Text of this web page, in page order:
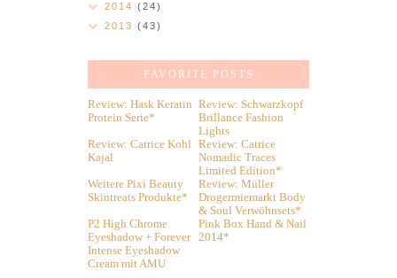
2014 (24)
2013 (43)
FAVORITE POSTS
Review: Hask Keratin
Protein Serie*
Review: Schwarzkopf
Brillance Fashion
Lights
Review: Catrice Kohl
Kajal
Review: Catrice
Nomadic Traces
Limited Edition*
Weitere Pixi Beauty
Skintreats Produkte*
Review: Müller
Drogermiemarkt Body
& Soul Verwöhnsets*
P2 High Chrome
Eyeshadow + Forever
Intense Eyeshadow
Cream mit AMU
Pink Box Hand & Nail
2014*